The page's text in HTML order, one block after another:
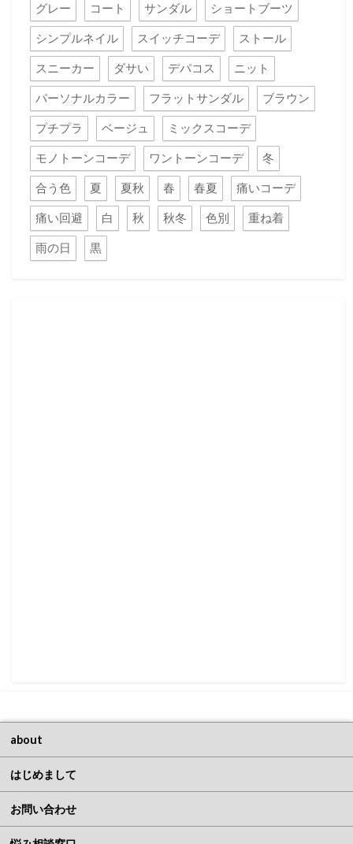
グレー コート サンダル ショートブーツ
シンプルネイル スイッチコーデ ストール
スニーカー ダサい デパコス ニット
パーソナルカラー フラットサンダル ブラウン
プチプラ ベージュ ミックスコーデ
モノトーンコーデ ワントーンコーデ 冬
合う色 夏 夏秋 春 春夏 痛いコーデ
痛い回避 白 秋 秋冬 色別 重ね着
雨の日 黒
about
はじめまして
お問い合わせ